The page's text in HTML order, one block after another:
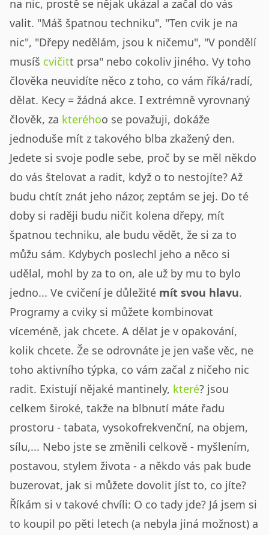
na nic, prostě se nějak ukázal a začal do vás
valit. "Máš špatnou techniku", "Ten cvik je na
nic", "Dřepy nedělám, jsou k ničemu", "V pondělí
musíš cvičitt prsa" nebo cokoliv jiného. Vy toho
člověka neuvidíte něco z toho, co vám říká/radí,
dělat. Kecy = žádná akce. I extrémně vyrovnaný
člověk, za kteréhoo se považuji, dokáže
jednoduše mít z takového blba zkažený den.
Jedete si svoje podle sebe, proč by se měl někdo
do vás štelovat a radit, když o to nestojíte? Až
budu chtít znát jeho názor, zeptám se jej. Do té
doby si raději budu ničit kolena dřepy, mít
špatnou techniku, ale budu vědět, že si za to
můžu sám. Kdybych poslechl jeho a něco si
udělal, mohl by za to on, ale už by mu to bylo
jedno... Ve cvičení je důležité mít svou hlavu.
Programy a cviky si můžete kombinovat
víceméně, jak chcete. A dělat je v opakování,
kolik chcete. Že se odrovnáte je jen vaše věc, ne
toho aktivního týpka, co vám začal z ničeho nic
radit. Existují nějaké mantinely, které? jsou
celkem široké, takže na blbnutí máte řadu
prostoru - tabata, vysokofrekvenční, na objem,
sílu,... Nebo jste se změnili celkově - myšlením,
postavou, stylem života - a někdo vás pak bude
buzerovat, jak si můžete dovolit jíst to, co jíte?
Říkám si v takové chvíli: O co tady jde? Já jsem si
to koupil po pěti letech (a nebyla jiná možnost) a